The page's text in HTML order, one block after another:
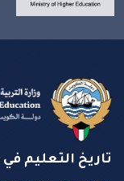
تاريخ التعليم